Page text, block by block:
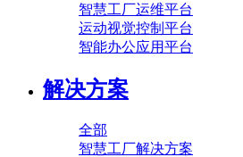
智慧工厂运维平台
运动视觉控制平台
智能办公应用平台
解决方案
全部
智慧工厂解决方案